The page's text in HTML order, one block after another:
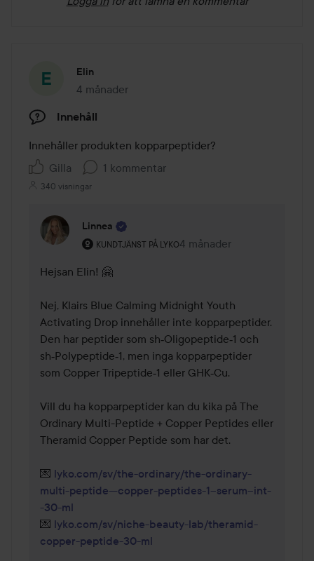
Elin
4 månader
Inlägget skapades 4 månader
Innehåll
Innehåller produkten kopparpeptider?
Gilla
1 kommentar
340 visningar
Linnea
KUNDTJÄNST PÅ LYKO
Användarens roll: Kundtjänst på Lyko.
4 månader
Kommentaren lades 4
Hejsan Elin! 🤗
Nej, Klairs Blue Calming Midnight Youth
Activating Drop innehåller inte kopparpeptider.
Den har peptider som sh‑Oligopeptide‑1 och
sh‑Polypeptide‑1, men inga kopparpeptider
som Copper Tripeptide‑1 eller GHK‑Cu.
Vill du ha kopparpeptider kan du kika på The
Ordinary Multi-Peptide + Copper Peptides eller
Theramid Copper Peptide som har det.
💌 lyko.com/sv/the-ordinary/the-ordinary-
multi-peptide---copper-peptides-1--serum--int-
-30-ml
💌 lyko.com/sv/niche-beauty-lab/theramid-
copper-peptide-30-ml